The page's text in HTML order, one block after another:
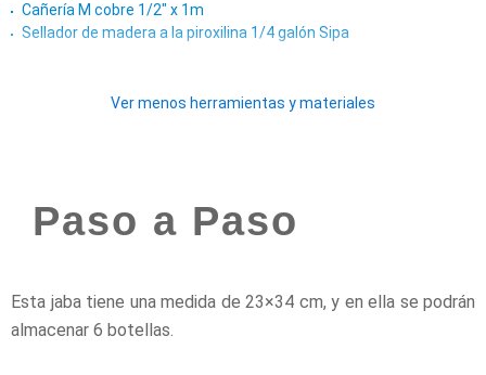
Cañería M cobre 1/2" x 1m
Sellador de madera a la piroxilina 1/4 galón Sipa
Ver menos herramientas y materiales
Paso a Paso
Esta jaba tiene una medida de 23×34 cm, y en ella se podrán
almacenar 6 botellas.